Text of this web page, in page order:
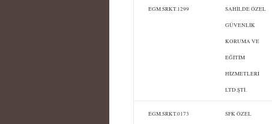
EGM.SRKT.1299 SAHİLDE ÖZEL
GÜVENLİK
KORUMA VE
EĞİTİM
HİZMETLERİ
LTD.ŞTİ.
EGM.SRKT.0173 SFK ÖZEL